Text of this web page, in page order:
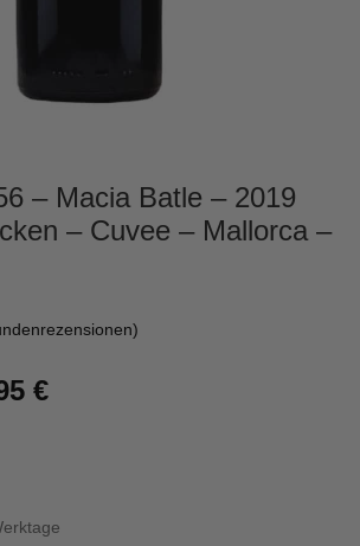
– Macia Batle – 2019
– Cuvee – Mallorca –
€